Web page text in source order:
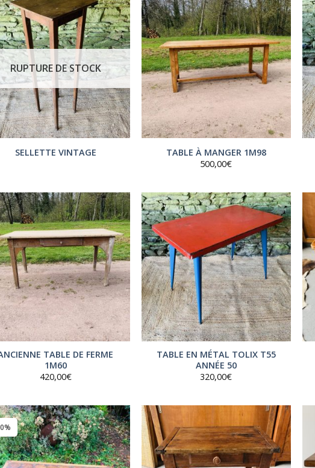
RUPTURE DE STOCK
SELLETTE VINTAGE
TABLE À MANGER 1M98
500,00€
TABLE DE FERME
1M60
420,00€
TABLE EN MÉTAL TOLIX T55
ANNÉE 50
320,00€